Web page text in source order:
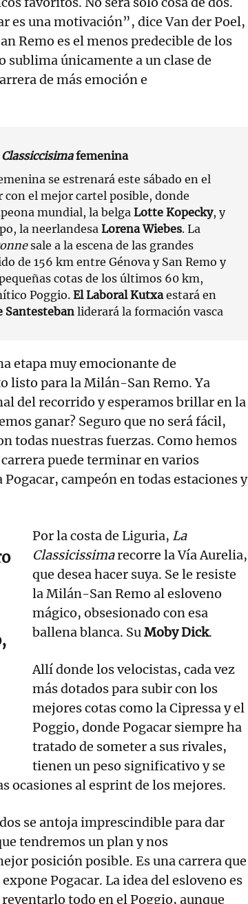
es una motivación”, dice Van der Poel,
Remo es el menos predecible de los
sublima únicamente a un clase de
de más emoción e
femenina
se estrenará este sábado en el
el mejor cartel posible, donde
mundial, la belga Lotte Kopecky, y
la neerlandesa Lorena Wiebes. La
sale a la escena de las grandes
de 156 km entre Génova y San Remo y
cotas de los últimos 60 km,
Poggio.El Laboral Kutxaestará en
Santesteban liderará la formación vasca
etapa muy emocionante de
listo para la Milán-San Remo. Ya
del recorrido y esperamos brillar en la
ganar? Seguro que no será fácil,
todas nuestras fuerzas. Como hemos
puede terminar en varios
campeón en todas estaciones y
Por la costa de Liguria, La
Classicissimarecorre la Vía Aurelia,
que desea hacer suya. Se le resiste
la Milán-San Remo al esloveno
mágico, obsesionado con esa
ballena blanca. SuMoby Dick.
Allí donde los velocistas, cada vez
más dotados para subir con los
mejores cotas como la Cipressa y el
Poggio, donde Pogacar siempre ha
tratado de someter a sus rivales,
tienen un peso significativo y se
ocasiones al esprint de los mejores.
se antoja imprescindible para dar
tendremos un plan y nos
posición posible. Es una carrera que
Pogacar. La idea del esloveno es
todo en el Poggio, aunque